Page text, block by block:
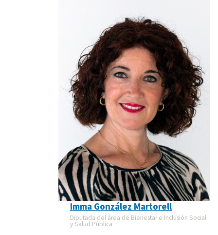
Imma González Martorell
Diputada del área de Bienestar e Inclusión Social
y Salud Pública